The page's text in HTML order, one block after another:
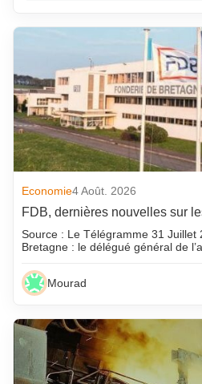
Economie4 Août. 2026
FDB, dernières nouvelles sur
Source : Le Télégramme 31 Juillet
Bretagne : le délégué général de
Mourad